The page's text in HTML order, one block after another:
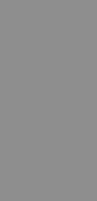
настоящим трендом —
не просто в
где желание быть
«запрещенными»
смысл. «Так ли страшен
действительно